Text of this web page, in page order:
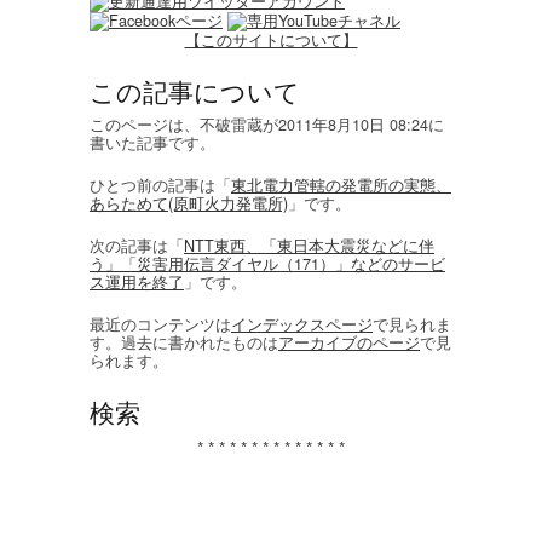
【このサイトについて】
この記事について
このページは、不破雷蔵が2011年8月10日 08:24に
書いた記事です。
ひとつ前の記事は「東北電力管轄の発電所の実態、
あらためて(原町火力発電所) 」です。
次の記事は「NTT東西、「東日本大震災などに伴
う」「災害用伝言ダイヤル（171）」などのサービ
ス運用を終了 」です。
最近のコンテンツはインデックスページで見られま
す。過去に書かれたものはアーカイブのページで見
られます。
検索
* * * * * * * * * * * * * *